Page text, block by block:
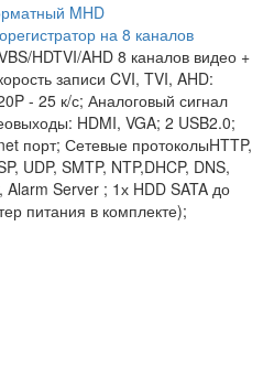
MHD
на 8 каналов
HDTVI/AHD 8 каналов видео +
записи CVI, TVI, AHD:
- 25 к/с; Аналоговый сигнал
HDMI, VGA; 2 USB2.0;
порт; Сетевые протоколыHTTP,
UDP, SMTP, NTP,DHCP, DNS,
Alarm Server ; 1х HDD SATA до
питания в комплекте);